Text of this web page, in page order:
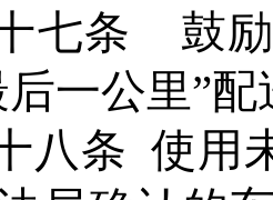
七条 鼓励
后一公里”
八条 使用